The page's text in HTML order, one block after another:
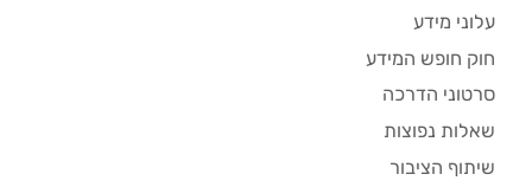
עלוני מידע
חוק חופש המידע
סרטוני הדרכה
שאלות נפוצות
שיתוף הציבור